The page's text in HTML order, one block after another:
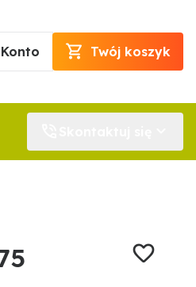
Konto Twój koszyk